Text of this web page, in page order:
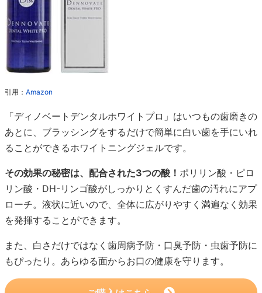
引用： Amazon
「ディノベートデンタルホワイトプロ」はいつもの歯磨きの
あとに、ブラッシングをするだけで簡単に白い歯を手にいれ
ることができるホワイトニングジェルです。
その効果の秘密は、配合された3つの酸！ ポリリン酸・ピロ
リン酸・DH-リンゴ酸がしっかりとくすんだ歯の汚れにアプ
ローチ。液状に近いので、全体に広がりやすく満遍なく効果
を発揮することができます。
また、白さだけではなく歯周病予防・口臭予防・虫歯予防に
もぴったり。あらゆる面からお口の健康を守ります。